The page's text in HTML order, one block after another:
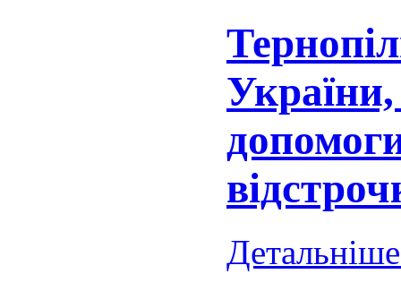
України,